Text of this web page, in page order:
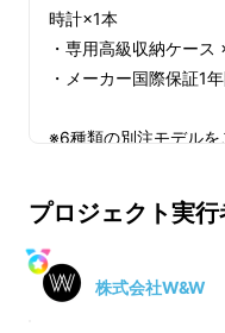
時計×1本
・専用高級収納ケース
・メーカー国際保証1
※6種類の別注モデルを
ト終了より75日必要と
※皆様の応援購入によ
上した場合は、正規販
格よりも下がる可能性
プロジェクト実行
株式会社W&W